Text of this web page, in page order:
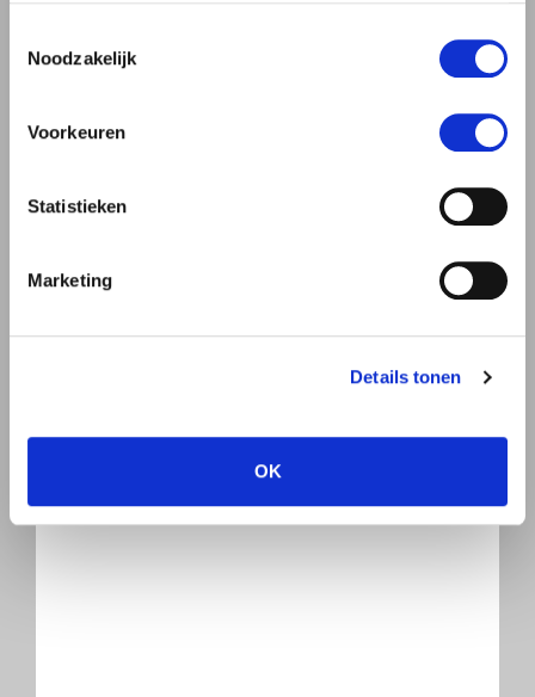
Noodzakelijk
Voorkeuren
Statistieken
Marketing
Details tonen
OK